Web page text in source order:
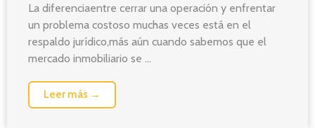
La diferenciaentre cerrar una operación y enfrentar
un problema costoso muchas veces está en el
respaldo jurídico,más aún cuando sabemos que el
mercado inmobiliario se ...
Leer más →